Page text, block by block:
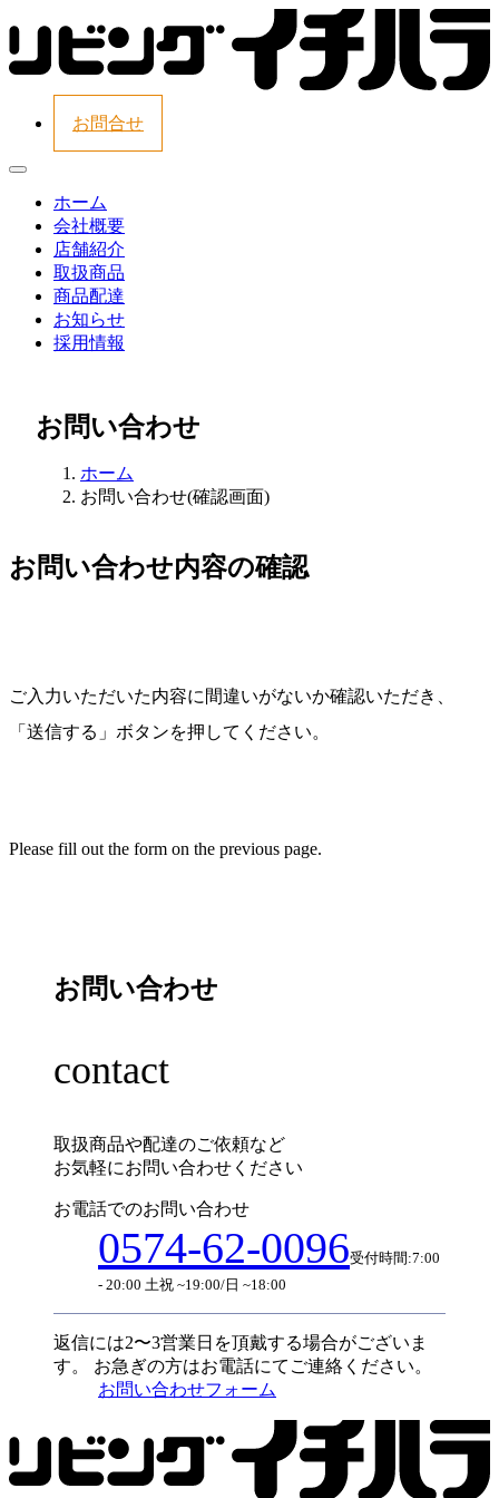
お問合せ
ホーム
会社概要
店舗紹介
取扱商品
商品配達
お知らせ
採用情報
お問い合わせ
ホーム
お問い合わせ(確認画面)
お問い合わせ内容の確認
ご入力いただいた内容に間違いがないか確認いただき、
「送信する」ボタンを押してください。
Please fill out the form on the previous page.
お問い合わせ
contact
取扱商品や配達のご依頼など
お気軽にお問い合わせください
お電話でのお問い合わせ
0574-62-0096受付時間:7:00
- 20:00 土祝 ~19:00/日 ~18:00
返信には2〜3営業日を頂戴する場合がございま
す。
お急ぎの方はお電話にてご連絡ください。
お問い合わせフォーム